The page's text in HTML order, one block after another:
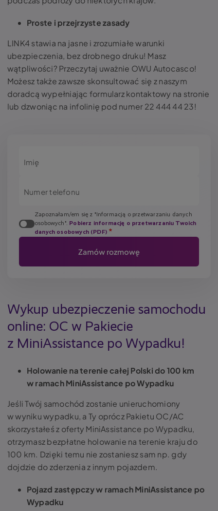
Proste i przejrzyste zasady
LINK4 stawia na jasne i zrozumiałe warunki
ubezpieczenia, bez drobnego druku! Masz
wątpliwości? Przeczytaj uważnie OWU Autocasco!
Możesz także zawsze skonsultować się z naszym
doradcą wypełniając formularz kontaktowy na stronie
lub dzwoniąc na infolinię pod numer 22 444 44 23!
Imię
Numer telefonu
Zapoznałam/em się z "Informacją o przetwarzaniu danych
osobowych". Pobierz informację o przetwarzaniu Twoich
danych osobowych (PDF)
Wykup ubezpieczenie samochodu
online: OC w Pakiecie
z MiniAssistance po Wypadku!
Holowanie na terenie całej Polski do 100 km
w ramach MiniAssistance po Wypadku
Jeśli Twój samochód zostanie unieruchomiony
w wyniku wypadku, a Ty oprócz Pakietu OC/AC
skorzystałeś z oferty MiniAssistance po Wypadku,
otrzymasz bezpłatne holowanie na terenie kraju do
100 km. Dzięki temu nie zostaniesz sam np. gdy
dojdzie do zderzenia z innym pojazdem.
Pojazd zastępczy w ramach MiniAssistance po
Wypadku